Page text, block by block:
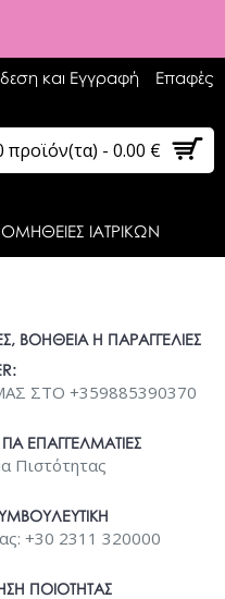
και Εγγραφή Επαφές
προϊόν(τα) - 0.00 €
ΙΑΤΡΙΚΩΝ
ΒΟΗΘΕΙΑ Η ΠΑΡΑΓΓΕΛΙΕΣ
ΣΤΟ +359885390370
ΕΠΑΓΓΕΛΜΑΤΙΕΣ
Πιστότητας
+30 2311 320000
ΠΟΙΟΤΗΤΑΣ